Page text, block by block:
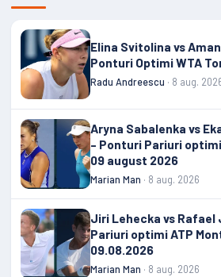
Elina Svitolina vs
Ponturi Optimi WTA
Radu Andreescu · 8 aug.
Aryna Sabalenka vs
– Ponturi Pariuri
09 august 2026
Marian Man · 8 aug. 2026
Jiri Lehecka vs Rafael
Pariuri optimi ATP
09.08.2026
Marian Man · 8 aug. 2026